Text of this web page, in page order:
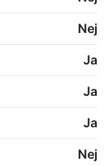
Nej
Ja
Ja
Ja
Nej